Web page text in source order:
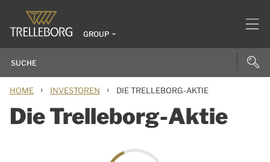
GROUP
HOME › INVESTOREN › DIE TRELLEBORG-AKTIE
Die Trelleborg-Aktie